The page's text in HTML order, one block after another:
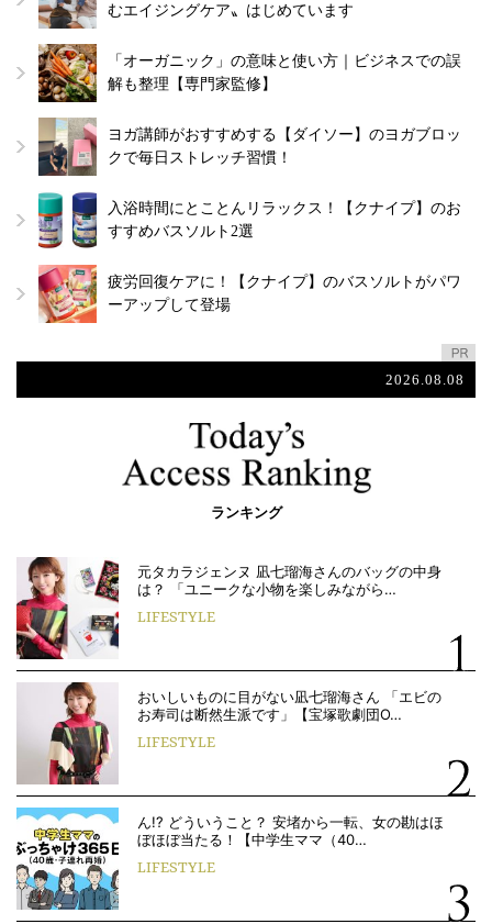
むエイジングケア〟はじめています
「オーガニック」の意味と使い方｜ビジネスでの誤
解も整理【専門家監修】
ヨガ講師がおすすめする【ダイソー】のヨガブロッ
クで毎日ストレッチ習慣！
入浴時間にとことんリラックス！【クナイプ】のお
すすめバスソルト2選
疲労回復ケアに！【クナイプ】のバスソルトがパワ
ーアップして登場
2026.08.08
ランキング
元タカラジェンヌ 凪七瑠海さんのバッグの中身
は？ 「ユニークな小物を楽しみながら…
LIFESTYLE
おいしいものに目がない凪七瑠海さん 「エビの
お寿司は断然生派です」【宝塚歌劇団O…
LIFESTYLE
ん!? どういうこと？ 安堵から一転、女の勘はほ
ぼほぼ当たる！【中学生ママ（40…
LIFESTYLE